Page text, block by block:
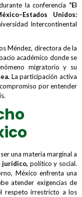
la conferencia “El
Unidos:
Intercontinental
Méndez, directora de la
académico donde se
migratorio y su
La participación activa
por entender
una materia marginal a
jurídico, político y social.
México enfrenta una
atender exigencias de
respeto irrestricto a los